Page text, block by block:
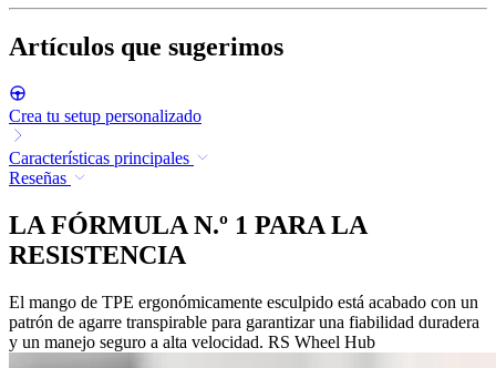
Artículos que sugerimos
Crea tu setup personalizado
Características principales
Reseñas
LA FÓRMULA N.º 1 PARA LA
RESISTENCIA
El mango de TPE ergonómicamente esculpido está acabado con un
patrón de agarre transpirable para garantizar una fiabilidad duradera
y un manejo seguro a alta velocidad. RS Wheel Hub